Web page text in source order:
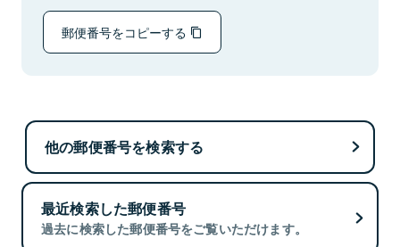
郵便番号をコピーする
他の郵便番号を検索する
最近検索した郵便番号
過去に検索した郵便番号をご覧いただけます。